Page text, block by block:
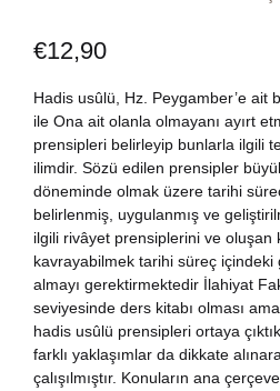
Kitap Siparişi
Sepetim
Bize Ulaşın
TR
DE
€12,90
Hadis usûlü, Hz. Peygamber’e ait
ile Ona ait olanla olmayanı ayırt
prensipleri belirleyip bunlarla ilgili
ilimdir. Sözü edilen prensipler
döneminde olmak üzere tarihi
belirlenmiş, uygulanmış ve
ilgili rivâyet prensiplerini ve oluşan
kavrayabilmek tarihi süreç içindeki
almayı gerektirmektedir İlahiyat
seviyesinde ders kitabı olması
hadis usûlü prensipleri ortaya
farklı yaklaşımlar da dikkate
çalışılmıştır. Konuların ana